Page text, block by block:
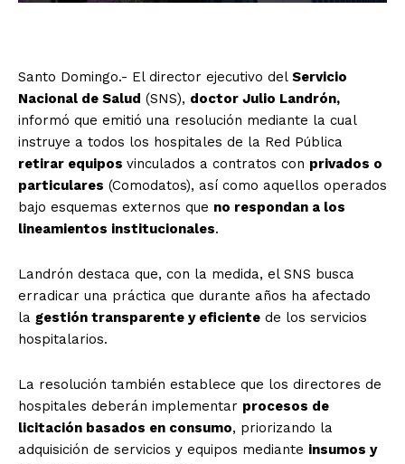
Santo Domingo.- El director ejecutivo del Servicio
Nacional de Salud (SNS), doctor Julio Landrón,
informó que emitió una resolución mediante la cual
instruye a todos los hospitales de la Red Pública
retirar equipos vinculados a contratos con privados o
particulares (Comodatos), así como aquellos operados
bajo esquemas externos que no respondan a los
lineamientos institucionales.
Landrón destaca que, con la medida, el SNS busca
erradicar una práctica que durante años ha afectado
la gestión transparente y eficiente de los servicios
hospitalarios.
La resolución también establece que los directores de
hospitales deberán implementar procesos de
licitación basados en consumo, priorizando la
adquisición de servicios y equipos mediante insumos y